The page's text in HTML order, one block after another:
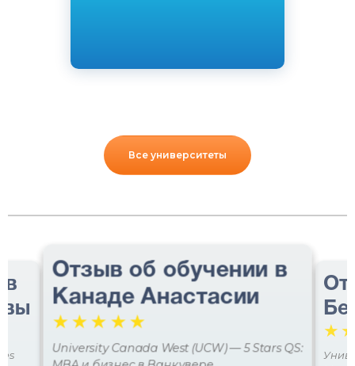
Все университеты
в
Отзыв об обучении в
Канаде Анастасии
☆☆☆ ☆☆
University Canada West (UCW) — 5 Stars QS:
☆